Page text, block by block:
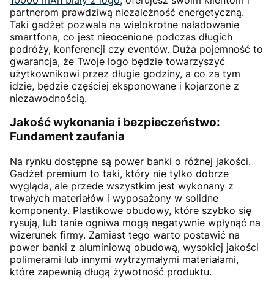
partnerom prawdziwą niezależność energetyczną.
Taki gadżet pozwala na wielokrotne naładowanie
smartfona, co jest nieocenione podczas długich
podróży, konferencji czy eventów. Duża pojemność to
gwarancja, że Twoje logo będzie towarzyszyć
użytkownikowi przez długie godziny, a co za tym
idzie, będzie częściej eksponowane i kojarzone z
niezawodnością.
Jakość wykonania i bezpieczeństwo:
Fundament zaufania
Na rynku dostępne są power banki o różnej jakości.
Gadżet premium to taki, który nie tylko dobrze
wygląda, ale przede wszystkim jest wykonany z
trwałych materiałów i wyposażony w solidne
komponenty. Plastikowe obudowy, które szybko się
rysują, lub tanie ogniwa mogą negatywnie wpłynąć na
wizerunek firmy. Zamiast tego warto postawić na
power banki z aluminiową obudową, wysokiej jakości
polimerami lub innymi wytrzymałymi materiałami,
które zapewnią długą żywotność produktu.